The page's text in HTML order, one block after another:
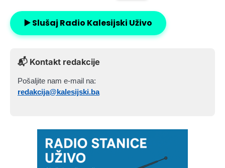
▶️ Slušaj Radio Kalesijski Uživo
📬 Kontakt redakcije
Pošaljite nam e-mail na:
redakcija@kalesijski.ba